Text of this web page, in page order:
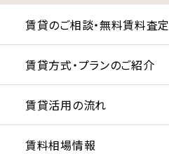
賃貸のご相談・無料賃料査定
賃貸方式・プランのご紹介
賃貸活用の流れ
賃料相場情報